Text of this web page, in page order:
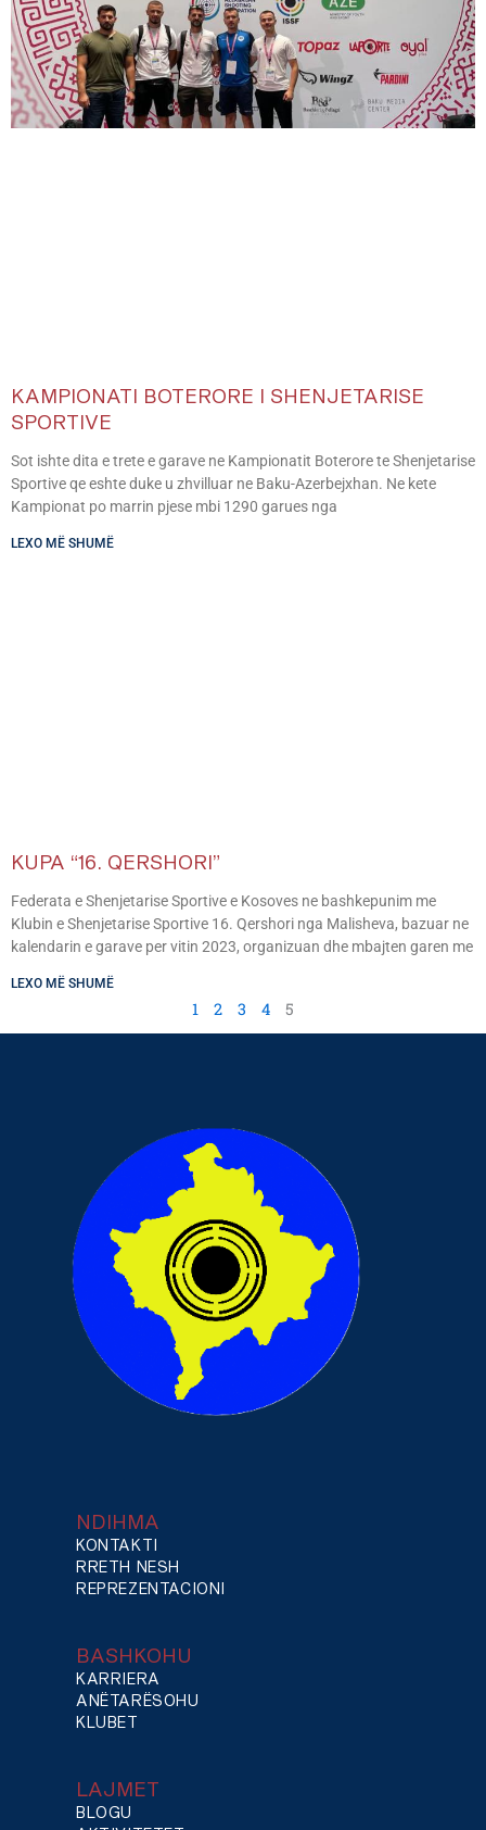
KAMPIONATI BOTERORE I SHENJETARISE
SPORTIVE
Sot ishte dita e trete e garave ne Kampionatit Boterore te Shenjetarise
Sportive qe eshte duke u zhvilluar ne Baku-Azerbejxhan. Ne kete
Kampionat po marrin pjese mbi 1290 garues nga
LEXO MË SHUMË
KUPA “16. QERSHORI”
Federata e Shenjetarise Sportive e Kosoves ne bashkepunim me
Klubin e Shenjetarise Sportive 16. Qershori nga Malisheva, bazuar ne
kalendarin e garave per vitin 2023, organizuan dhe mbajten garen me
LEXO MË SHUMË
1 2 3 4 5
NDIHMA
KONTAKTI
RRETH NESH
REPREZENTACIONI
BASHKOHU
KARRIERA
ANËTARËSOHU
KLUBET
LAJMET
BLOGU